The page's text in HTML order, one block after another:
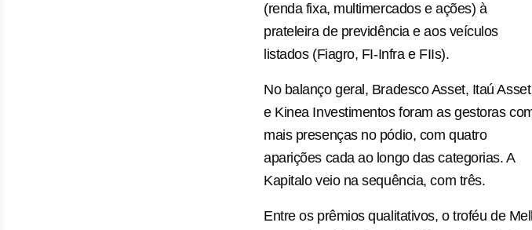
(renda fixa, multimercados e ações) à
prateleira de previdência e aos veículos
listados (Fiagro, FI-Infra e FIIs).
No balanço geral, Bradesco Asset, Itaú Asset
e Kinea Investimentos foram as gestoras
mais presenças no pódio, com quatro
aparições cada ao longo das categorias. A
Kapitalo veio na sequência, com três.
Entre os prêmios qualitativos, o troféu de